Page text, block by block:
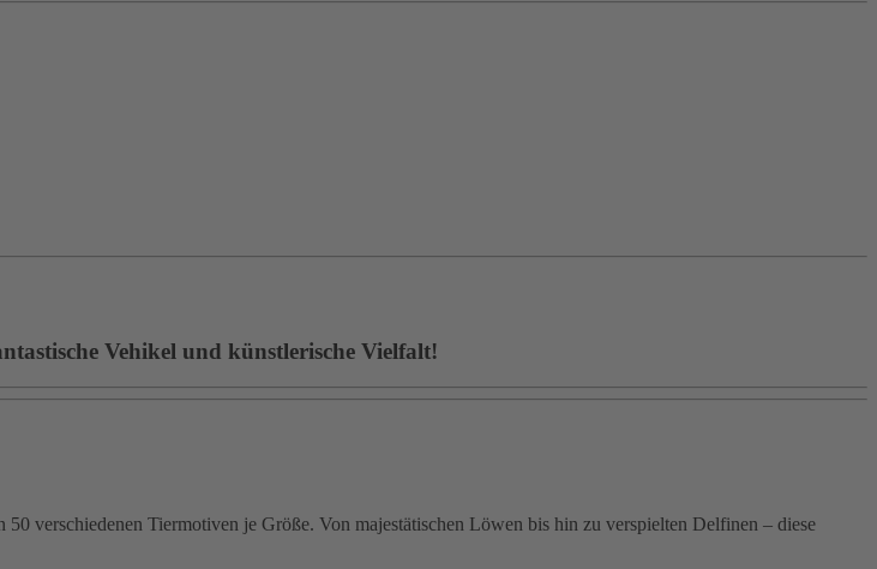
Vehikel und künstlerische Vielfalt!
verschiedenen Tiermotiven je Größe. Von majestätischen Löwen bis hin zu verspielten Delfinen – diese